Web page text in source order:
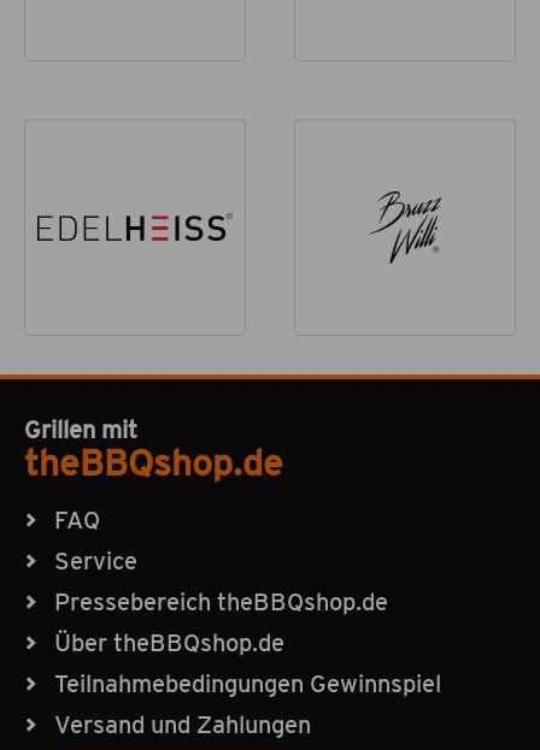
Grillen mit
theBBQshop.de
FAQ
Service
Pressebereich theBBQshop.de
Über theBBQshop.de
Teilnahmebedingungen Gewinnspiel
Versand und Zahlungen